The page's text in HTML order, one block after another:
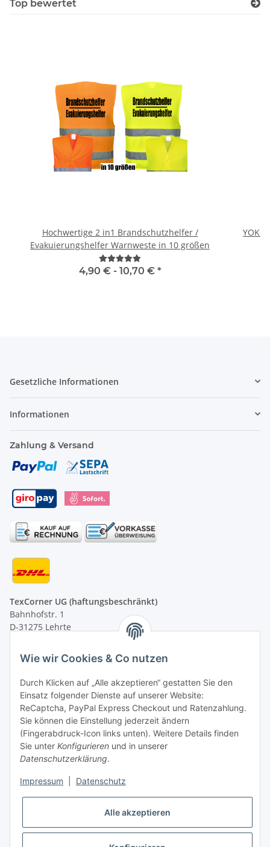
Top bewertet
Hochwertige 2 in1 Brandschutzhelfer /
Evakuierungshelfer Warnweste in 10 größen
4,90 € - 10,70 € *
Gesetzliche Informationen
Informationen
Zahlung & Versand
TexCorner UG (haftungsbeschränkt)
Bahnhofstr. 1
D-31275 Lehrte
von 09:00 - 13:00 Uhr
Tel: +49 (0) 5132 8230689
Fax: +49 (0) 5132 8230693
E-Mail:mail@texcorner.de
Vertrag widerrufen
Wie wir Cookies & Co nutzen
Durch Klicken auf „Alle akzeptieren“ gestatten Sie den
Einsatz folgender Dienste auf unserer Website:
ReCaptcha, PayPal Express Checkout und Ratenzahlung.
Sie können die Einstellung jederzeit ändern
(Fingerabdruck-Icon links unten). Weitere Details finden
Sie unter Konfigurieren und in unserer
Datenschutzerklärung.
Impressum Datenschutz
Alle akzeptieren